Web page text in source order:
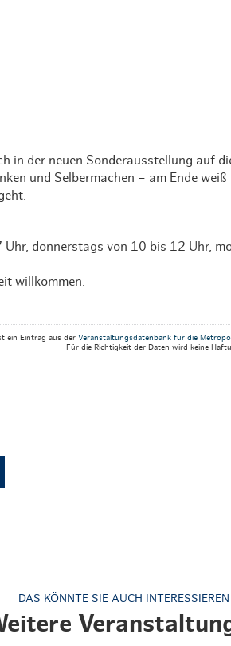
in der neuen Sonderausstellung auf
und Selbermachen – am Ende weiß
donnerstags von 10 bis 12 Uhr,
willkommen.
ein Eintrag aus der Veranstaltungsdatenbank für die
Für die Richtigkeit der Daten wird keine
DAS KÖNNTE SIE AUCH INTERESSIEREN